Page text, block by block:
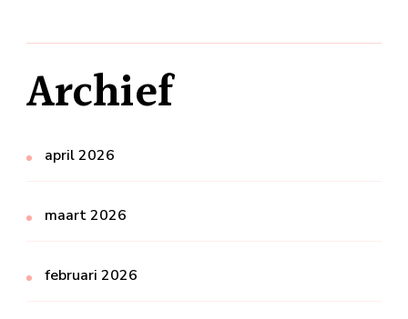
Archief
april 2026
maart 2026
februari 2026